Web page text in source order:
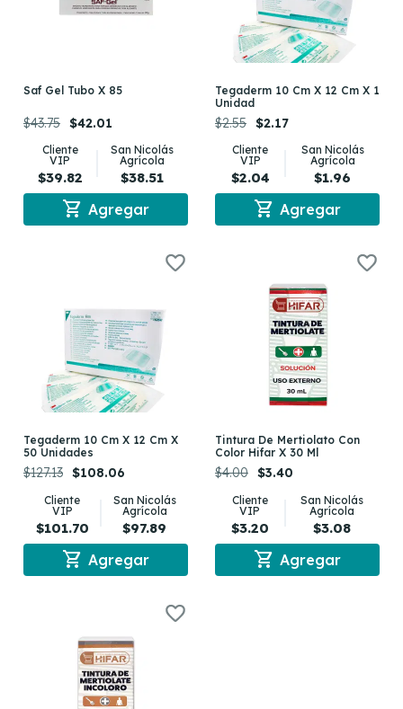
Saf Gel Tubo X 85
$43.75 $42.01
Cliente
VIP
$39.82
San Nicolás
Agrícola
$38.51
shopping_cart Agregar
Tegaderm 10 Cm X 12 Cm X 1
Unidad
$2.55 $2.17
Cliente
VIP
$2.04
San Nicolás
Agrícola
$1.96
shopping_cart Agregar
Tegaderm 10 Cm X 12 Cm X
50 Unidades
$127.13 $108.06
Cliente
VIP
$101.70
San Nicolás
Agrícola
$97.89
shopping_cart Agregar
Tintura De Mertiolato Con
Color Hifar X 30 Ml
$4.00 $3.40
Cliente
VIP
$3.20
San Nicolás
Agrícola
$3.08
shopping_cart Agregar